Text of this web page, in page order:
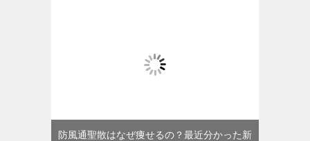
防風通聖散はなぜ痩せるの？最近分かった新